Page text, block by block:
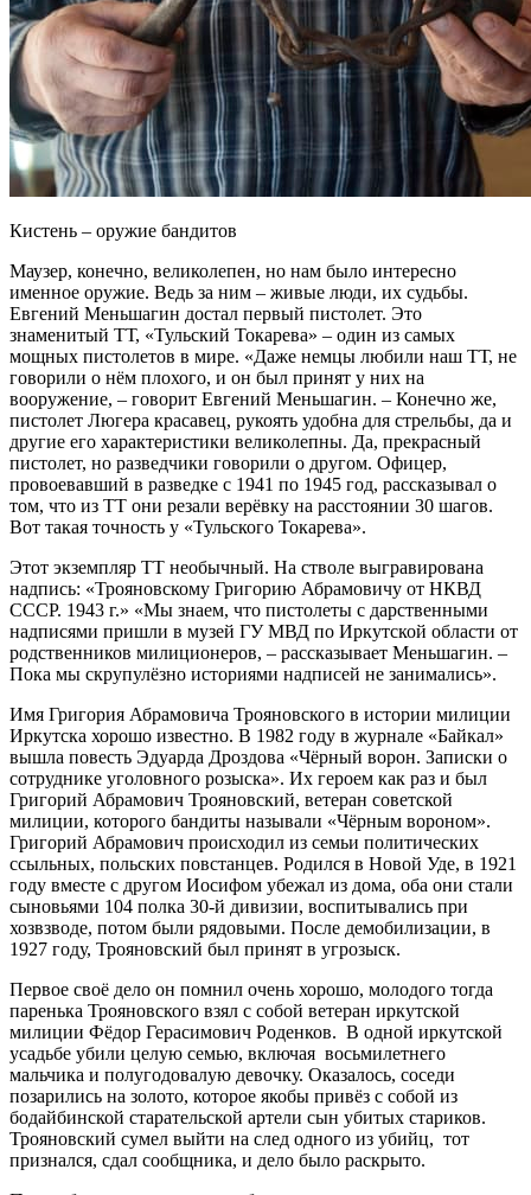
Кистень – оружие бандитов
Маузер, конечно, великолепен, но нам было интересно
именное оружие. Ведь за ним – живые люди, их судьбы.
Евгений Меньшагин достал первый пистолет. Это
знаменитый ТТ, «Тульский Токарева» – один из самых
мощных пистолетов в мире. «Даже немцы любили наш ТТ, не
говорили о нём плохого, и он был принят у них на
вооружение, – говорит Евгений Меньшагин. – Конечно же,
пистолет Люгера красавец, рукоять удобна для стрельбы, да и
другие его характеристики великолепны. Да, прекрасный
пистолет, но разведчики говорили о другом. Офицер,
провоевавший в разведке с 1941 по 1945 год, рассказывал о
том, что из ТТ они резали верёвку на расстоянии 30 шагов.
Вот такая точность у «Тульского Токарева».
Этот экземпляр ТТ необычный. На стволе выгравирована
надпись: «Трояновскому Григорию Абрамовичу от НКВД
СССР. 1943 г.» «Мы знаем, что пистолеты с дарственными
надписями пришли в музей ГУ МВД по Иркутской области от
родственников милиционеров, – рассказывает Меньшагин. –
Пока мы скрупулёзно историями надписей не занимались».
Имя Григория Абрамовича Тро­яновского в истории милиции
Иркутска хорошо известно. В 1982 году в журнале «Байкал»
вышла повесть Эдуарда Дроздова «Чёрный ворон. Записки о
сотруднике уголовного розыска». Их героем как раз и был
Григорий Абрамович Трояновский, ветеран советской
милиции, которого бандиты называли «Чёрным вороном».
Григорий Абрамович происходил из семьи политических
ссыльных, польских повстанцев. Родился в Новой Уде, в 1921
году вместе с другом Иосифом убежал из дома, оба они стали
сыновьями 104 полка 30-й дивизии, воспитывались при
хозвзводе, потом были рядовыми. После демобилизации, в
1927 году, Трояновский был принят в угрозыск.
Первое своё дело он помнил очень хорошо, молодого тогда
паренька Трояновского взял с собой ветеран иркутской
милиции Фёдор Герасимович Роденков. В одной иркутской
усадьбе убили целую семью, включая восьмилетнего
мальчика и полугодовалую девочку. Оказалось, соседи
позарились на золото, которое якобы привёз с собой из
бодайбинской старательской артели сын убитых стариков.
Трояновский сумел выйти на след одного из убийц, тот
признался, сдал сообщника, и дело было раскрыто.